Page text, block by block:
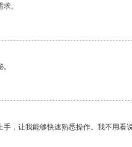
。
，让我能够快速熟悉操作。我不用看